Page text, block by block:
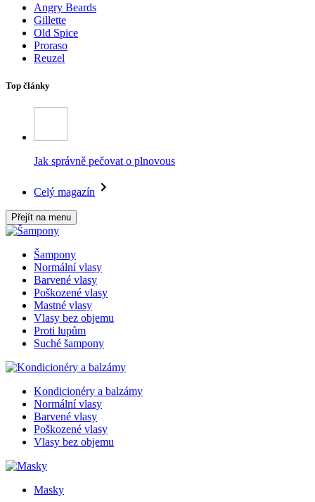
Angry Beards
Gillette
Old Spice
Proraso
Reuzel
Top články
Jak správně pečovat o plnovous
Celý magazín
Přejít na menu
Šampony
Normální vlasy
Barvené vlasy
Poškozené vlasy
Mastné vlasy
Vlasy bez objemu
Proti lupům
Suché šampony
Kondicionéry a balzámy
Normální vlasy
Barvené vlasy
Poškozené vlasy
Vlasy bez objemu
Masky